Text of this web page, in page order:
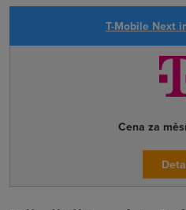
T-Mobile Next
Cena za